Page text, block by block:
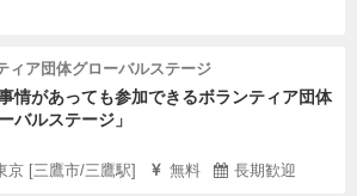
ィア団体グローバルステージ
情があっても参加できるボランティア団体
バルステージ」
京 [三鷹市/三鷹駅] 無料 長期歓迎